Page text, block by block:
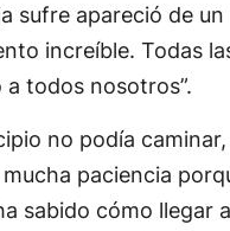
sufre apareció de
increíble. Todas
todos nosotros”.
no podía
paciencia
sabido cómo llegar